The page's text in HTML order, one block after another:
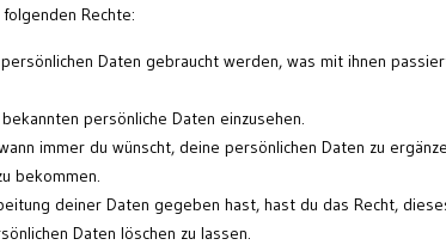
Rechte:
Daten gebraucht werden, was mit ihnen
persönliche Daten einzusehen.
immer du wünscht, deine persönlichen Daten zu
bekommen.
deiner Daten gegeben hast, hast du das Recht,
Daten löschen zu lassen.